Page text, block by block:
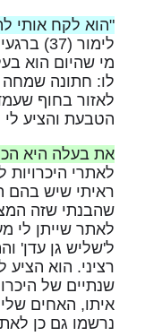
"הוא לקח אותי
לימור
מי שהיום הוא
לו: חתונה שמחה
לאזור בחוף
הטבעת והציע לי
את בעלה היא
לאתרי
ראיתי שיש בהם
שהבנתי שזה
לאתר שייתן לי
ל'שליש גן עדן'
רציני. הוא הציע
שנתיים של
איתו, האחים
נרשמו גם כן